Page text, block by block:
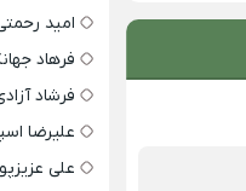
امید
فرهاد
فرشاد
علیرضا
علی